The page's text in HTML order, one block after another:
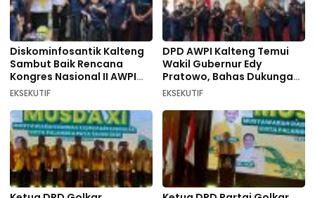
Diskominfosantik Kalteng
Sambut Baik Rencana
Kongres Nasional II AWPI
Se-Indonesia
EKSEKUTIF
DPD AWPI Kalteng Temui
Wakil Gubernur Edy
Pratowo, Bahas Dukungan
Kongres Nasional II AWPI di
EKSEKUTIF